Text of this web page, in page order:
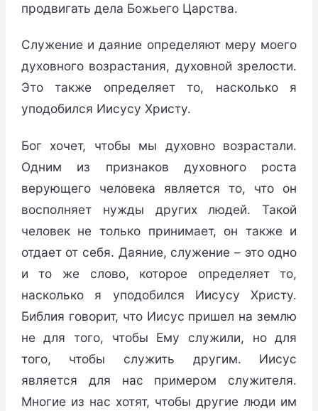
продвигать дела Божьего Царства.
Служение и даяние определяют меру моего
духовного возрастания, духовной зрелости.
Это также определяет то, насколько я
уподобился Иисусу Христу.
Бог хочет, чтобы мы духовно возрастали.
Одним из признаков духовного роста
верующего человека является то, что он
восполняет нужды других людей. Такой
человек не только принимает, он также и
отдает от себя. Даяние, служение – это одно
и то же слово, которое определяет то,
насколько я уподобился Иисусу Христу.
Библия говорит, что Иисус пришел на землю
не для того, чтобы Ему служили, но для
того, чтобы служить другим. Иисус
является для нас примером служителя.
Многие из нас хотят, чтобы другие люди им